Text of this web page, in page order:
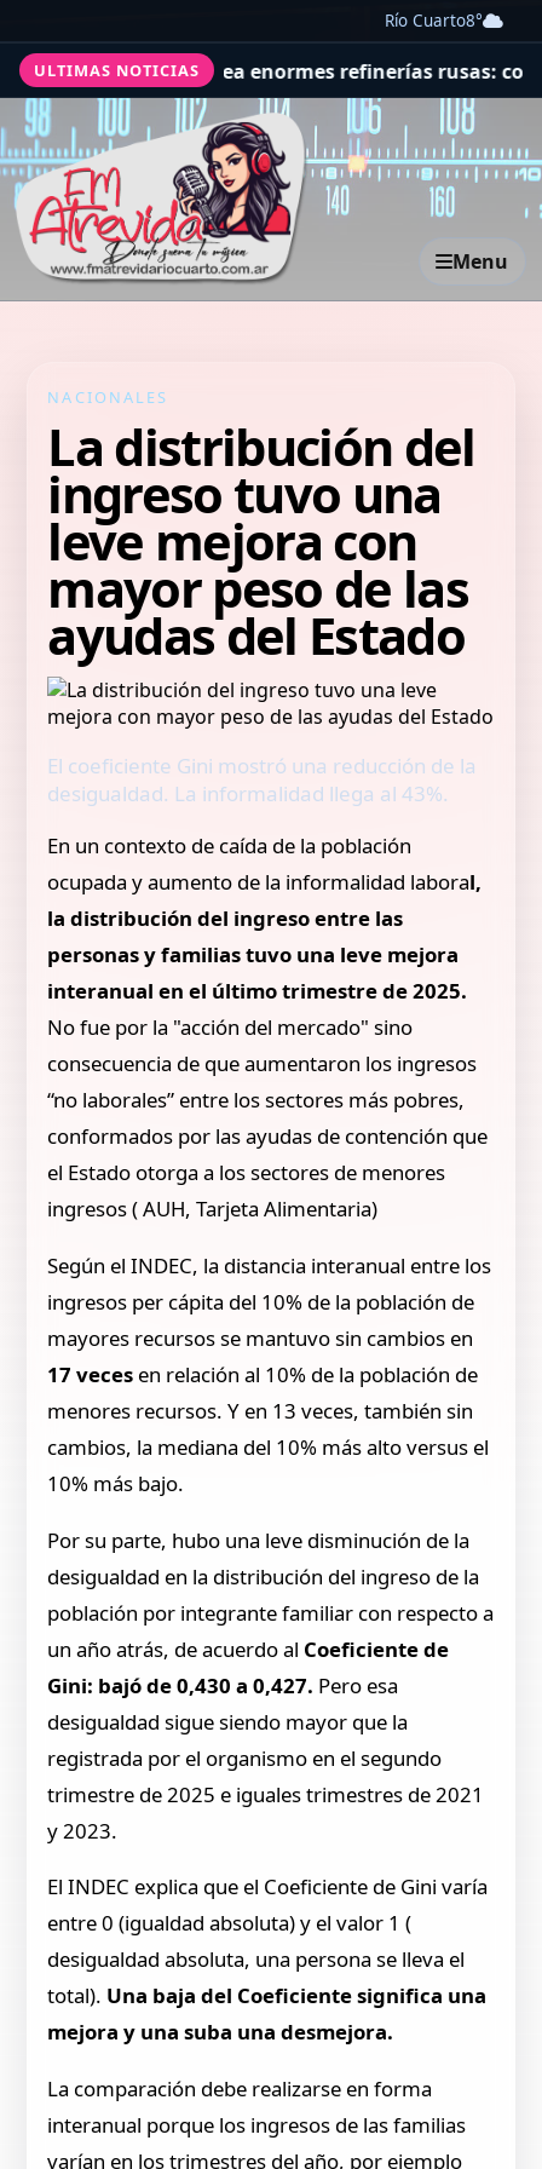
Río Cuarto8°
ULTIMAS NOTICIAS
Ucrania golpea enormes refinerías rusas: columnas
Menu
NACIONALES
La distribución del
ingreso tuvo una
leve mejora con
mayor peso de las
ayudas del Estado
El coeficiente Gini mostró una reducción de la
desigualdad. La informalidad llega al 43%.
En un contexto de caída de la población
ocupada y aumento de la informalidad laboral,
la distribución del ingreso entre las
personas y familias tuvo una leve mejora
interanual en el último trimestre de 2025.
No fue por la "acción del mercado" sino
consecuencia de que aumentaron los ingresos
“no laborales” entre los sectores más pobres,
conformados por las ayudas de contención que
el Estado otorga a los sectores de menores
ingresos ( AUH, Tarjeta Alimentaria)
Según el INDEC, la distancia interanual entre los
ingresos per cápita del 10% de la población de
mayores recursos se mantuvo sin cambios en
17 veces en relación al 10% de la población de
menores recursos. Y en 13 veces, también sin
cambios, la mediana del 10% más alto versus el
10% más bajo.
Por su parte, hubo una leve disminución de la
desigualdad en la distribución del ingreso de la
población por integrante familiar con respecto a
un año atrás, de acuerdo al Coeficiente de
Gini: bajó de 0,430 a 0,427. Pero esa
desigualdad sigue siendo mayor que la
registrada por el organismo en el segundo
trimestre de 2025 e iguales trimestres de 2021
y 2023.
El INDEC explica que el Coeficiente de Gini varía
entre 0 (igualdad absoluta) y el valor 1 (
desigualdad absoluta, una persona se lleva el
total). Una baja del Coeficiente significa una
mejora y una suba una desmejora.
La comparación debe realizarse en forma
interanual porque los ingresos de las familias
varían en los trimestres del año, por ejemplo